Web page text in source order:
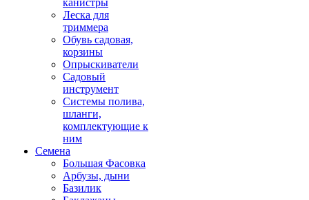
канистры
Леска для
триммера
Обувь садовая,
корзины
Опрыскиватели
Садовый
инструмент
Системы полива,
шланги,
комплектующие к
ним
Семена
Большая Фасовка
Арбузы, дыни
Базилик